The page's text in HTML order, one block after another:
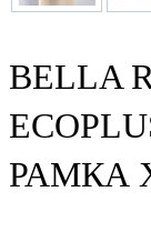
BELLA
РАМКА